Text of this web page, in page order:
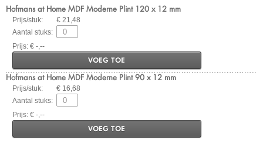
Hofmans at Home MDF Moderne Plint 120 x 12 mm
Prijs/stuk:
€ 21,48
Aantal stuks:
Prijs: € -,--
VOEG TOE
Hofmans at Home MDF Moderne Plint 90 x 12 mm
Prijs/stuk:
€ 16,68
Aantal stuks:
Prijs: € -,--
VOEG TOE